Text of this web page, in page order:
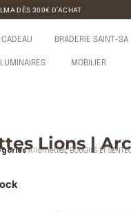
DÈS 300€ D’ACHAT
BRADERIE SAINT-SA
LUMINAIRES MOBILIER
Lions |
Allumettes,BOUGIES ET